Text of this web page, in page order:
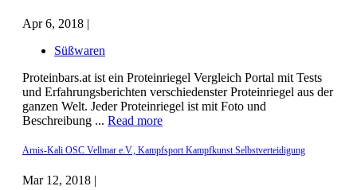
Apr 6, 2018 |
Süßwaren
Proteinbars.at ist ein Proteinriegel Vergleich Portal mit Tests
und Erfahrungsberichten verschiedenster Proteinriegel aus der
ganzen Welt. Jeder Proteinriegel ist mit Foto und
Beschreibung ... Read more
Arnis-Kali OSC Vellmar e.V., Kampfsport Kampfkunst Selbstverteidigung
Mar 12, 2018 |